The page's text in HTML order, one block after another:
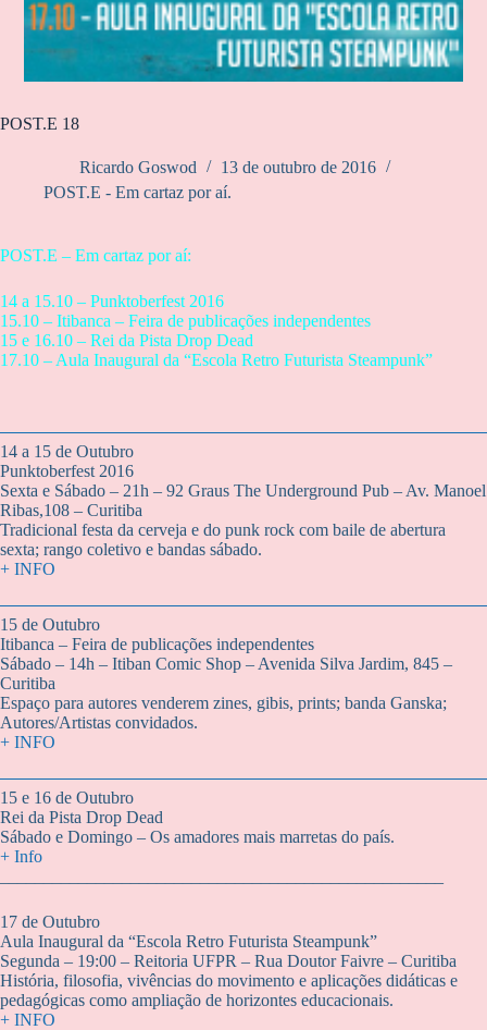
POST.E 18
Ricardo Goswod
13 de outubro de 2016
POST.E - Em cartaz por aí.
POST.E – Em cartaz por aí:
14 a 15.10 – Punktoberfest 2016
15.10 – Itibanca – Feira de publicações independentes
15 e 16.10 – Rei da Pista Drop Dead
17.10 – Aula Inaugural da “Escola Retro Futurista Steampunk”
14 a 15 de Outubro
Punktoberfest 2016
Sexta e Sábado – 21h – 92 Graus The Underground Pub – Av. Manoel
Ribas,108 – Curitiba
Tradicional festa da cerveja e do punk rock com baile de abertura
sexta; rango coletivo e bandas sábado.
+ INFO
15 de Outubro
Itibanca – Feira de publicações independentes
Sábado – 14h – Itiban Comic Shop – Avenida Silva Jardim, 845 –
Curitiba
Espaço para autores venderem zines, gibis, prints; banda Ganska;
Autores/Artistas convidados.
+ INFO
15 e 16 de Outubro
Rei da Pista Drop Dead
Sábado e Domingo – Os amadores mais marretas do país.
+ Info
17 de Outubro
Aula Inaugural da “Escola Retro Futurista Steampunk”
Segunda – 19:00 – Reitoria UFPR – Rua Doutor Faivre – Curitiba
História, filosofia, vivências do movimento e aplicações didáticas e
pedagógicas como ampliação de horizontes educacionais.
+ INFO